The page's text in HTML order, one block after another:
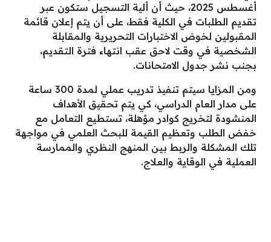
أغسطس 2025، حيث أن ألية التسجيل ستكون عبر
تقديم الطلبات في الكلية فقط، على أن يتم إعلان قائمة
المقبولين لخوض الاختبارات التحريرية والمقابلة
الشخصية في وقت لاحق عقب انتهاء فترة التقديم،
بجنب نشر جدول الامتحانات.
ومن المزايا سيتم تنفيذ تدريب عملي لمدة 300 ساعة
على مدار العام الدراسي، كي يتم تحقيق الأهداف
المنشودة لتخريج كوادر مؤهلة، تستطيع التعامل مع
خفض الطلب وتعظيم القيمة للبحث العلمي في مواجهة
تلك المشكلة والربط بين المنهج النظري والممارسة
العملية في الوقاية والعلاج.